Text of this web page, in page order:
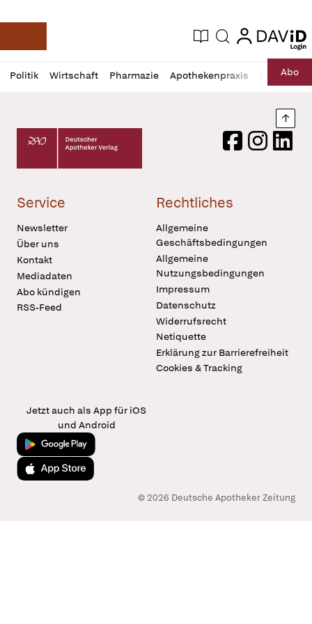
Deutsche Apotheker Zeitung
Aktuelle Ausgabe
Suche login
login
Politik Wirtschaft Pharmazie Apothekenpraxis RechtAbo
Profil
öffnen
Daz
Pur
Deutscher Apotheker Verlag Logo
FacebookInstagram
Service
Newsletter
Über uns
Kontakt
Mediadaten
Abo kündigen
RSS-Feed
Rechtliches
Allgemeine
Geschäftsbedingungen
Allgemeine
Nutzungsbedingungen
Impressum
Datenschutz
Widerrufsrecht
Netiquette
Erklärung zur Barrierefreiheit
Cookies & Tracking
Jetzt auch als App für iOS
und Android
Jetzt bei Google Play
Laden im App Store
© 2026 Deutsche Apotheker Zeitung